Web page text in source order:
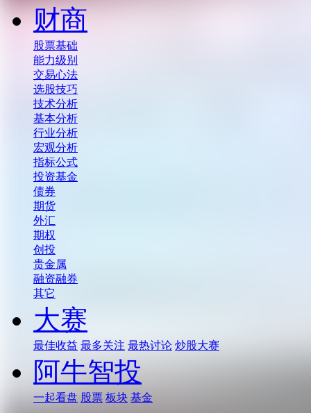
财商
股票基础
能力级别
交易心法
选股技巧
技术分析
基本分析
行业分析
宏观分析
指标公式
投资基金
债券
期货
外汇
期权
创投
贵金属
融资融券
其它
大赛
最佳收益 最多关注 最热讨论 炒股大赛
阿牛智投
一起看盘 股票 板块 基金